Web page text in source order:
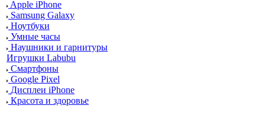
Apple iPhone
Samsung Galaxy
Ноутбуки
Умные часы
Наушники и гарнитуры
Игрушки Labubu
Смартфоны
Google Pixel
Дисплеи iPhone
Красота и здоровье